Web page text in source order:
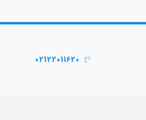
02122011620